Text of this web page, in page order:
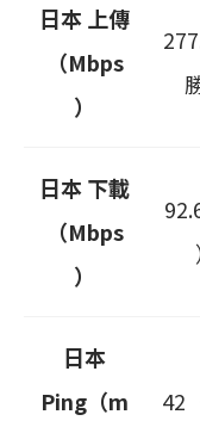
日本 上傳
（Mbps
）
日本 下載
（Mbps
）
日本
Ping（m
42